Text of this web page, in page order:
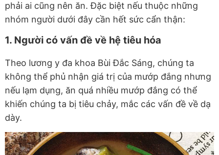
phải ai cũng nên ăn. Đặc biệt nếu thuộc những
nhóm người dưới đây cần hết sức cẩn thận:
1. Người có vấn đề về hệ tiêu hóa
Theo lương y đa khoa Bùi Đắc Sáng, chúng ta
không thể phủ nhận giá trị của mướp đắng nhưng
nếu lạm dụng, ăn quá nhiều mướp đắng có thể
khiến chúng ta bị tiêu chảy, mắc các vấn đề về dạ
dày.